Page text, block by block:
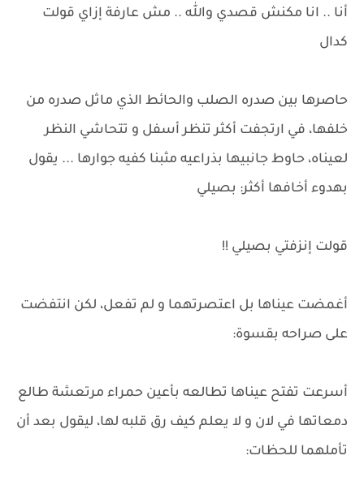
أنا .. انا مكنش قصدي والله .. مش عارفة إزاي قولت
كدال
حاصرها بين صدره الصلب والحائط الذي ماثل صدره من
خلفها، في ارتجفت أكثر تنظر أسفل و تتحاشي النظر
لعيناه، حاوط جانبيها بذراعيه مثبنا كفيه جوارها ... يقول
بهدوء أخافها أكثر: بصيلي
قولت إنزفتي بصيلي !!
أغمضت عيناها بل اعتصرتهما و لم تفعل، لكن انتفضت
على صراحه بقسوة:
أسرعت تفتح عيناها تطالعه بأعين حمراء مرتعشة طالع
دمعاتها في لان و لا يعلم كيف رق قلبه لها، ليقول بعد أن
تأملهما للحظات: